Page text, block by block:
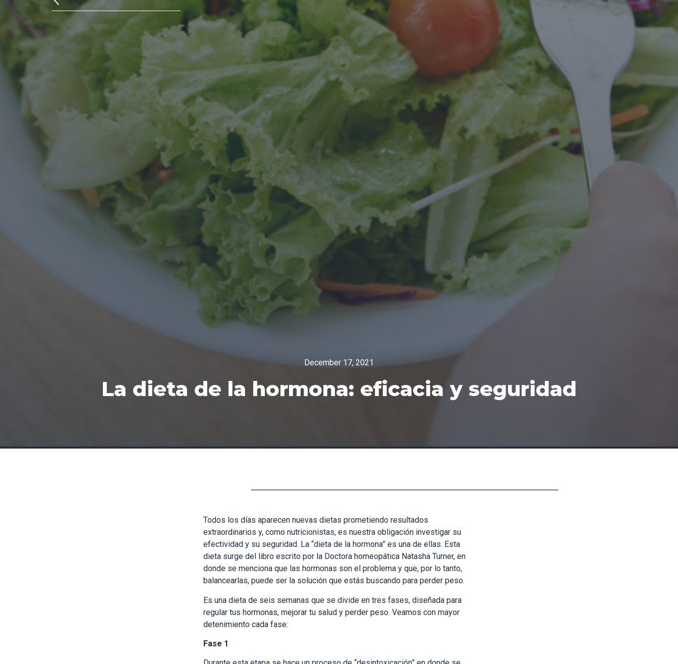
December 17, 2021
La dieta de la hormona: eficacia y seguridad
Todos los días aparecen nuevas dietas prometiendo resultados
extraordinarios y, como nutricionistas, es nuestra obligación investigar su
efectividad y su seguridad. La “dieta de la hormona” es una de ellas. Esta
dieta surge del libro escrito por la Doctora homeopática Natasha Turner, en
donde se menciona que las hormonas son el problema y que, por lo tanto,
balancearlas, puede ser la solución que estás buscando para perder peso.
Es una dieta de seis semanas que se divide en tres fases, diseñada para
regular tus hormonas, mejorar tu salud y perder peso. Veamos con mayor
detenimiento cada fase:
Fase 1